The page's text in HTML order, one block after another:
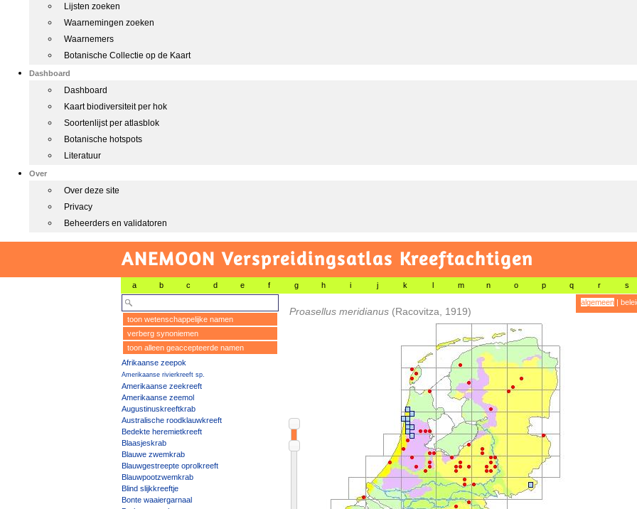
Lijsten zoeken
Waarnemingen zoeken
Waarnemers
Botanische Collectie op de Kaart
Dashboard
Dashboard
Kaart biodiversiteit per hok
Soortenlijst per atlasblok
Botanische hotspots
Literatuur
Over
Over deze site
Privacy
Beheerders en validatoren
ANEMOON Verspreidingsatlas Kreeftachtigen
a b c d e f g h i j k l m n o p q r s
toon wetenschappelijke namen
verberg synoniemen
toon alleen geaccepteerde namen
Afrikaanse zeepok
Amerikaanse rivierkreeft sp.
Amerikaanse zeekreeft
Amerikaanse zeemol
Augustinuskreeftkrab
Australische roodklauwkreeft
Bedekte heremietkreeft
Blaasjeskrab
Blauwe zwemkrab
Blauwgestreepte oprolkreeft
Blauwpootzwemkrab
Blind slijkkreeftje
Bonte waaiergarnaal
Proasellus meridianus (Racovitza, 1919)
algemeen|